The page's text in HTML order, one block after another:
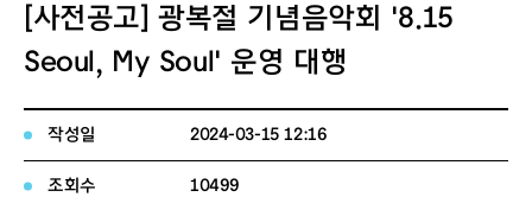
[사전공고] 광복절 기념음악회 '8.15
Seoul, My Soul' 운영 대행
작성일 2024-03-15 12:16
조회수 10499